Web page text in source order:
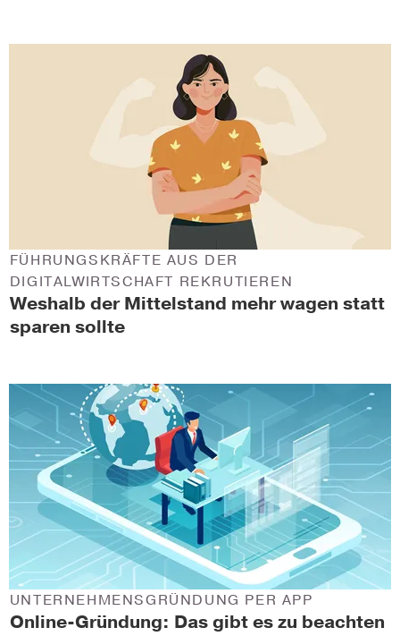
Weshalb der Mittelstand mehr wagen statt
sparen sollte
FÜHRUNGSKRÄFTE AUS DER
DIGITALWIRTSCHAFT REKRUTIEREN
Online-Gründung: Das gibt es zu beachten
UNTERNEHMENSGRÜNDUNG PER APP